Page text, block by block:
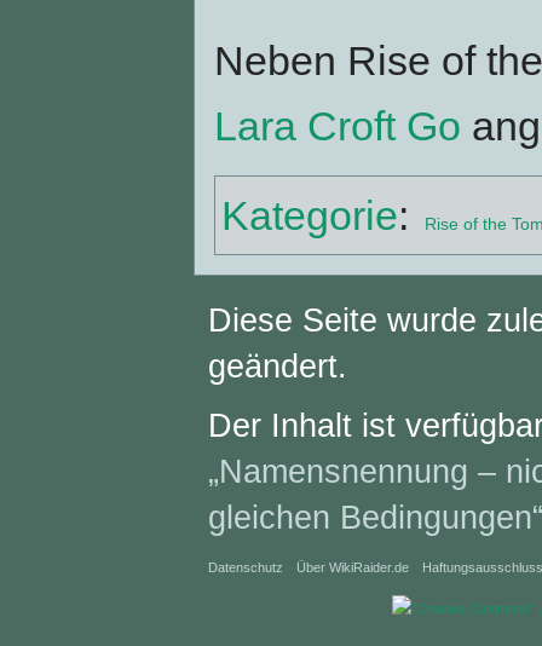
Neben Rise of
Lara Croft Go
Kategorie: Rise of the
Diese Seite wurde
geändert.
Der Inhalt ist
„Namensnennung –
gleichen Bedingungen“
Datenschutz Über WikiRaider.de